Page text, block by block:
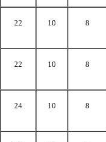
22 10 8
22 10 8
24 10 8